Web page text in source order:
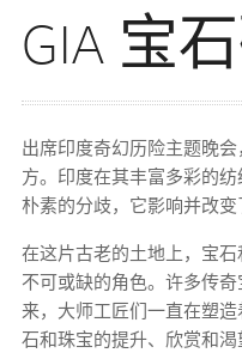
GIA 宝
出席印度奇幻历险主题晚
方。印度在其丰富多彩的
朴素的分歧，它影响并改变
在这片古老的土地上，宝
不可或缺的角色。许多传
来，大师工匠们一直在塑
石和珠宝的提升、欣赏和渴